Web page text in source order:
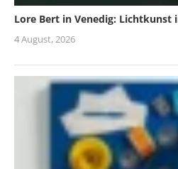
Lore Bert in Venedig: Lichtkunst
4 August, 2026